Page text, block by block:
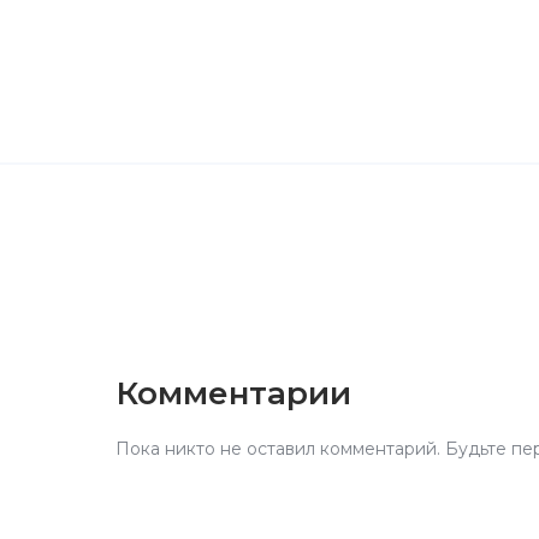
Комментарии
Пока никто не оставил комментарий. Будьте